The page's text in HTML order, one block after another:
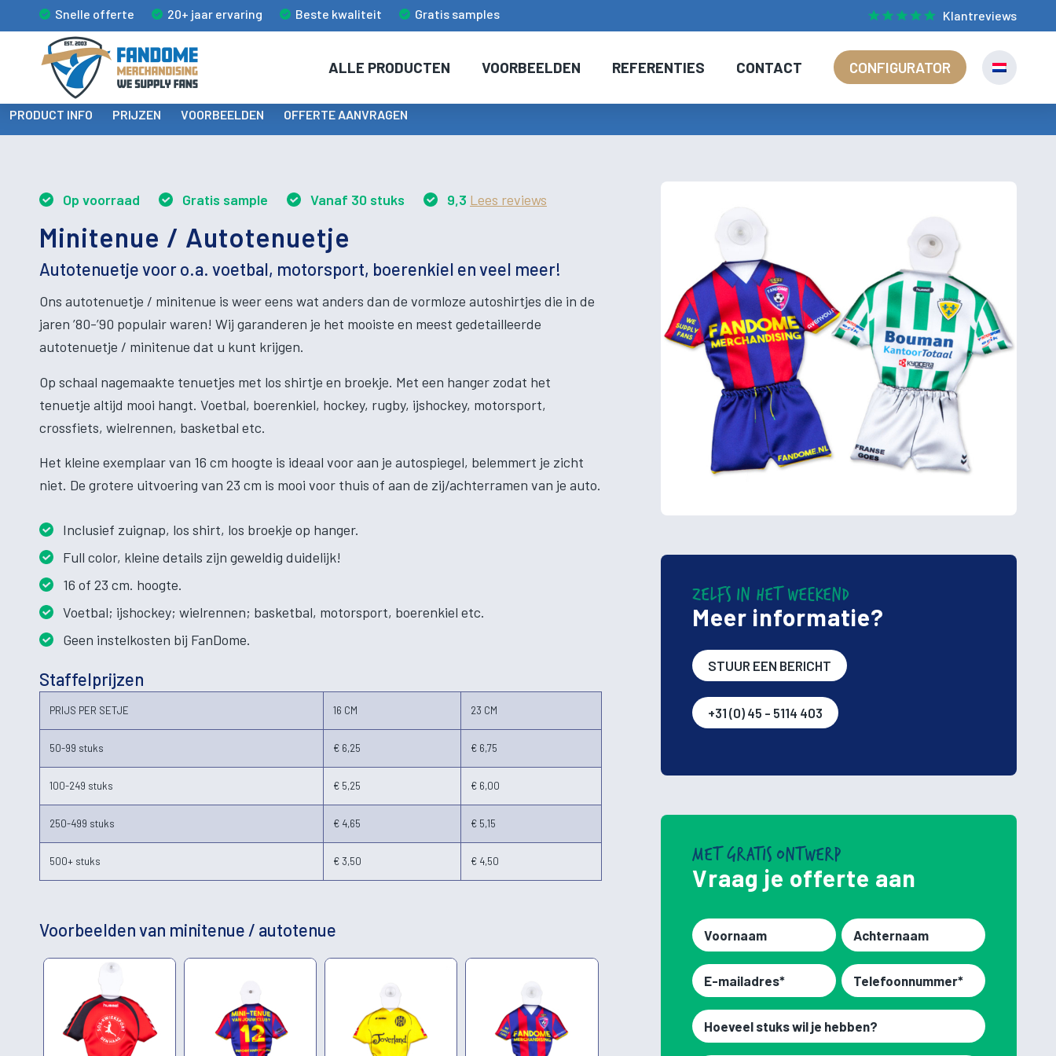
Klantreviews
Snelle offerte 20+ jaar ervaring Beste kwaliteit Gratis samples
ALLE PRODUCTEN VOORBEELDEN REFERENTIES CONTACT CONFIGURATOR
PRODUCT INFO PRIJZEN VOORBEELDEN OFFERTE AANVRAGEN
Op voorraad Gratis sample Vanaf 30 stuks 9,3 Lees reviews
Minitenue / Autotenuetje
Autotenuetje voor o.a. voetbal, motorsport, boerenkiel en veel meer!
Ons autotenuetje / minitenue is weer eens wat anders dan de vormloze autoshirtjes die in de
jaren ’80-’90 populair waren! Wij garanderen je het mooiste en meest gedetailleerde
autotenuetje / minitenue dat u kunt krijgen.
Op schaal nagemaakte tenuetjes met los shirtje en broekje. Met een hanger zodat het
tenuetje altijd mooi hangt. Voetbal, boerenkiel, hockey, rugby, ijshockey, motorsport,
crossfiets, wielrennen, basketbal etc.
Het kleine exemplaar van 16 cm hoogte is ideaal voor aan je autospiegel, belemmert je zicht
niet. De grotere uitvoering van 23 cm is mooi voor thuis of aan de zij/achterramen van je auto.
Inclusief zuignap, los shirt, los broekje op hanger.
Full color, kleine details zijn geweldig duidelijk!
16 of 23 cm. hoogte.
Voetbal; ijshockey; wielrennen; basketbal, motorsport, boerenkiel etc.
Geen instelkosten bij FanDome.
Staffelprijzen
PRIJS PER SETJE 16 CM 23 CM
50-99 stuks € 6,25 € 6,75
100-249 stuks € 5,25 € 6,00
250-499 stuks € 4,65 € 5,15
500+ stuks € 3,50 € 4,50
Voorbeelden van minitenue / autotenue
ZELFS IN HET WEEKEND
Meer informatie?
STUUR EEN BERICHT
+31 (0) 45 - 5114 403
MET GRATIS ONTWERP
Vraag je offerte aan
Voornaam* Achternaam*
E-
mailadres
Telefoonnummer
Hoeveel
stuks